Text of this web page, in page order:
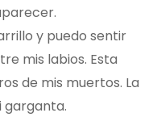
y puedo sentir
mis labios. Esta
de mis muertos. La
garganta.